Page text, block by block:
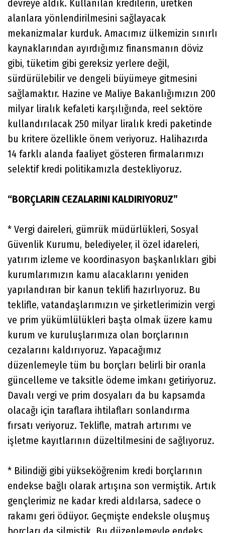
devreye aldık. Kullanılan kredilerin, üretken
alanlara yönlendirilmesini sağlayacak
mekanizmalar kurduk. Amacımız ülkemizin sınırlı
kaynaklarından ayırdığımız finansmanın döviz
gibi, tüketim gibi gereksiz yerlere değil,
sürdürülebilir ve dengeli büyümeye gitmesini
sağlamaktır. Hazine ve Maliye Bakanlığımızın 200
milyar liralık kefaleti karşılığında, reel sektöre
kullandırılacak 250 milyar liralık kredi paketinde
bu kritere özellikle önem veriyoruz. Halihazırda
14 farklı alanda faaliyet gösteren firmalarımızı
selektif kredi politikamızla destekliyoruz.
“BORÇLARIN CEZALARINI KALDIRIYORUZ”
* Vergi daireleri, gümrük müdürlükleri, Sosyal
Güvenlik Kurumu, belediyeler, il özel idareleri,
yatırım izleme ve koordinasyon başkanlıkları gibi
kurumlarımızın kamu alacaklarını yeniden
yapılandıran bir kanun teklifi hazırlıyoruz. Bu
teklifle, vatandaşlarımızın ve şirketlerimizin vergi
ve prim yükümlülükleri başta olmak üzere kamu
kurum ve kuruluşlarımıza olan borçlarının
cezalarını kaldırıyoruz. Yapacağımız
düzenlemeyle tüm bu borçları belirli bir oranla
güncelleme ve taksitle ödeme imkanı getiriyoruz.
Davalı vergi ve prim dosyaları da bu kapsamda
olacağı için taraflara ihtilafları sonlandırma
fırsatı veriyoruz. Teklifle, matrah artırımı ve
işletme kayıtlarının düzeltilmesini de sağlıyoruz.
* Bilindiği gibi yükseköğrenim kredi borçlarının
endekse bağlı olarak artışına son vermiştik. Artık
gençlerimiz ne kadar kredi aldılarsa, sadece o
rakamı geri ödüyor. Geçmişte endeksle oluşmuş